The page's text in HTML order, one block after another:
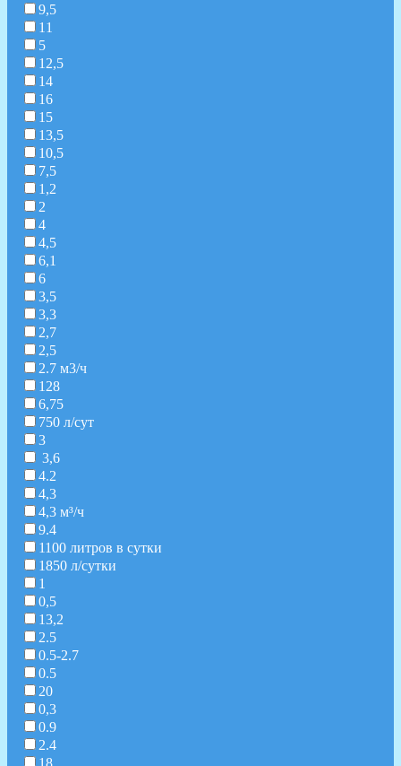
9,5
11
5
12,5
14
16
15
13,5
10,5
7,5
1,2
2
4
4,5
6,1
6
3,5
3,3
2,7
2,5
2.7 м3/ч
128
6,75
750 л/сут
3
3,6
4.2
4,3
4,3 м³/ч
9.4
1100 литров в сутки
1850 л/сутки
1
0,5
13,2
2.5
0.5-2.7
0.5
20
0,3
0.9
2.4
18